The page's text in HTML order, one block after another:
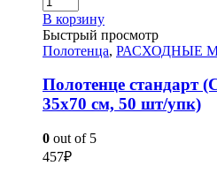
В корзину
Быстрый просмотр
Полотенца, РАСХОДНЫЕ
Полотенце стандарт
35х70 см, 50 шт/упк)
0 out of 5
457₽